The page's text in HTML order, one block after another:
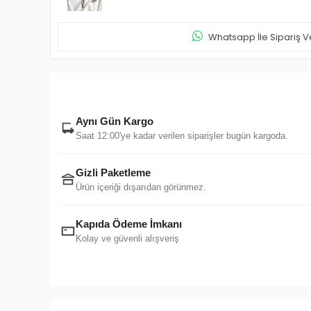
Whatsapp İle Sipariş
Aynı Gün Kargo
Saat 12:00'ye kadar verilen siparişler bugün kargoda.
Gizli Paketleme
Ürün içeriği dışarıdan görünmez.
Kapıda Ödeme İmkanı
Kolay ve güvenli alışveriş